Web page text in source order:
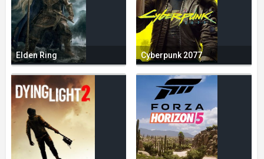
Elden Ring Cyberpunk 2077